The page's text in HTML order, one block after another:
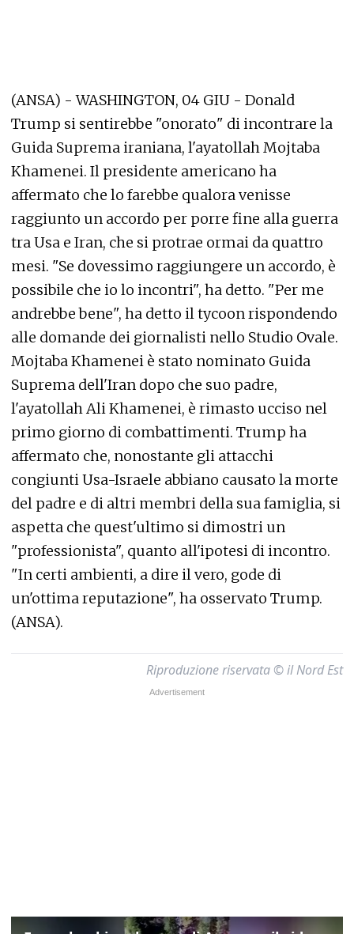
(ANSA) - WASHINGTON, 04 GIU - Donald
Trump si sentirebbe "onorato" di incontrare la
Guida Suprema iraniana, l'ayatollah Mojtaba
Khamenei. Il presidente americano ha
affermato che lo farebbe qualora venisse
raggiunto un accordo per porre fine alla guerra
tra Usa e Iran, che si protrae ormai da quattro
mesi. "Se dovessimo raggiungere un accordo, è
possibile che io lo incontri", ha detto. "Per me
andrebbe bene", ha detto il tycoon rispondendo
alle domande dei giornalisti nello Studio Ovale.
Mojtaba Khamenei è stato nominato Guida
Suprema dell'Iran dopo che suo padre,
l'ayatollah Ali Khamenei, è rimasto ucciso nel
primo giorno di combattimenti. Trump ha
affermato che, nonostante gli attacchi
congiunti Usa-Israele abbiano causato la morte
del padre e di altri membri della sua famiglia, si
aspetta che quest'ultimo si dimostri un
"professionista", quanto all'ipotesi di incontro.
"In certi ambienti, a dire il vero, gode di
un'ottima reputazione", ha osservato Trump.
(ANSA).
Riproduzione riservata © il Nord Est